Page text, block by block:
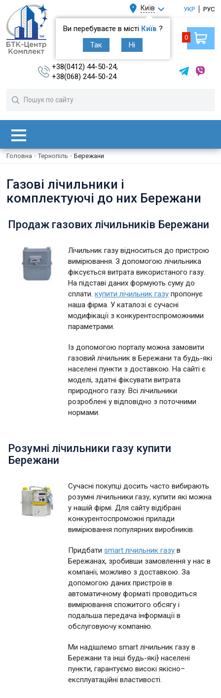
Київ
Ви перебуваєте в місті Київ ?
Так
Ні
УКР РУС
+38(0412) 44-50-24,
+38(068) 244-50-24
0
Головна · Тернопіль · Бережани
Газові лічильники і
комплектуючі до них Бережани
Продаж газових лічильників Бережани
Лічильник газу відноситься до пристрою
вимірювання. З допомогою лічильника
фіксується витрата використаного газу.
На підставі даних формують суму до
сплати.купити лічильник газу пропонує
наша фірма. У каталозі є сучасні
модифікації з конкурентоспроможними
параметрами.
Із допомогою порталу можна замовити
газовий лічильник в Бережани та будь-які
населені пункти з доставкою. На сайті є
моделі, здатні фіксувати витрата
природного газу. Всі лічильники
розроблені у відповідно з поточними
нормами.
Розумні лічильники газу купити
Бережани
Сучасні покупці досить часто вибирають
розумні лічильники газу, купити які можна
у нашій фірмі. Для сайту відібрані
конкурентоспроможні прилади
вимірювання популярних виробників.
Придбатиsmart лічильник газу в
Бережанах, зробивши замовлення у нас в
компанії, можливо з доставкою. За
допомогою даних пристроїв в
автоматичному форматі проводиться
вимірювання спожитого обсягу і
подальша передача інформації в
обслуговуючу компанію.
Ми надішлемо smart лічильник газу в
Бережани та інші будь-які} населені
пункти, гарантуємо високі якісно–
експлуатаційні властивості.